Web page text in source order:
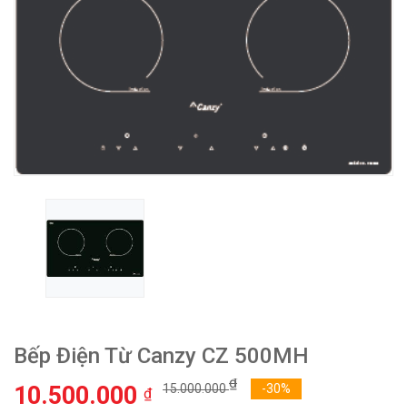
Bếp Điện Từ Canzy CZ 500MH
10.500.000 ₫ 15.000.000₫ -30%